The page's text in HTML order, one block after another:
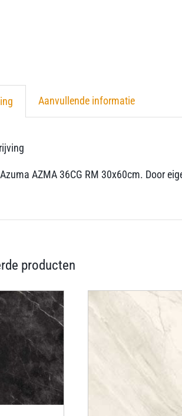
Aanvullende informatie
AZMA 36CG RM 30x60cm. Door
producten